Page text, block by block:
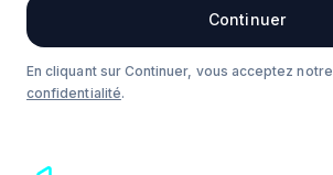
Continuer
En cliquant sur Continuer, vous acceptez notre
confidentialité.